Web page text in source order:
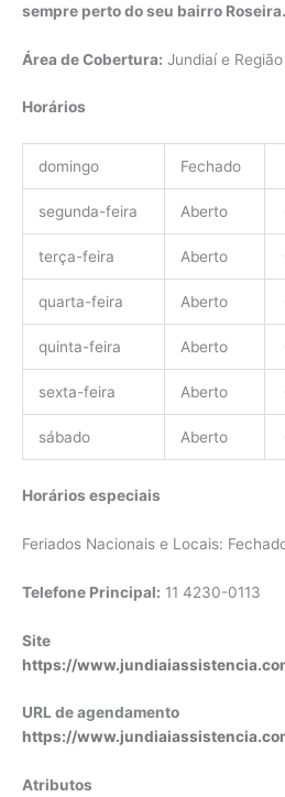
sempre perto do seu bairro Roseira.
Área de Cobertura: Jundiaí e Região
Horários
domingo Fechado
segunda-feira Aberto
terça-feira Aberto
quarta-feira Aberto
quinta-feira Aberto
sexta-feira Aberto
sábado Aberto
Horários especiais
Feriados Nacionais e Locais:
Telefone Principal: 11 4230-0113
Site
https://
URL de agendamento
https://
Atributos